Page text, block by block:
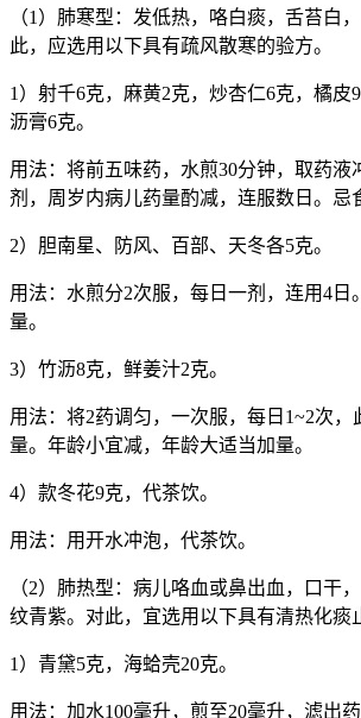
（1）肺寒型：发低热，咯白痰，舌苔白
此，应选用以下具有疏风散寒的验方。
1）射千6克，麻黄2克，炒杏仁6克，橘皮
沥膏6克。
用法：将前五味药，水煎30分钟，取药液
剂，周岁内病儿药量酌减，连服数日。忌
2）胆南星、防风、百部、天冬各5克。
用法：水煎分2次服，每日一剂，连用4日
量。
3）竹沥8克，鲜姜汁2克。
用法：将2药调匀，一次服，每日1~2次，
量。年龄小宜减，年龄大适当加量。
4）款冬花9克，代茶饮。
用法：用开水冲泡，代茶饮。
（2）肺热型：病儿咯血或鼻出血，口干
纹青紫。对此，宜选用以下具有清热化痰
1）青黛5克，海蛤壳20克。
用法：加水100毫升，煎至20毫升，滤出